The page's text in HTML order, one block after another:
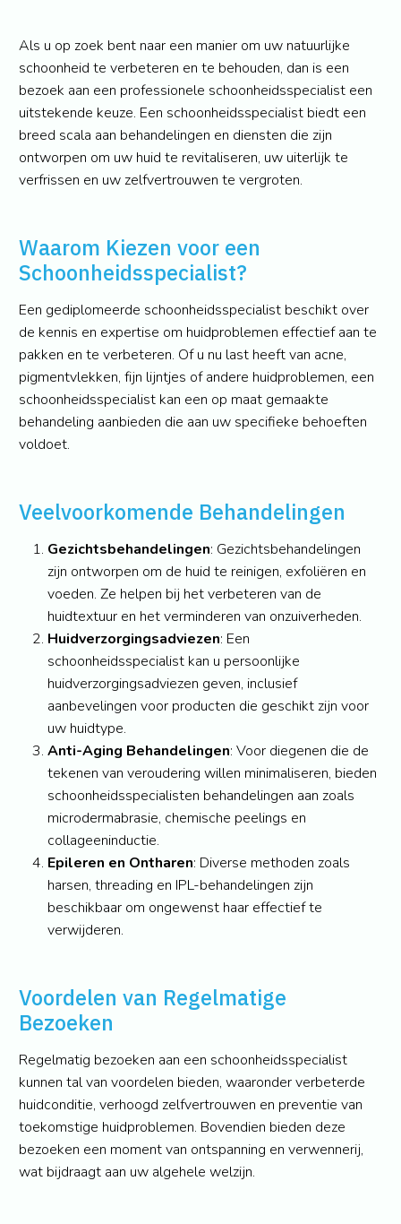
Als u op zoek bent naar een manier om uw natuurlijke
schoonheid te verbeteren en te behouden, dan is een
bezoek aan een professionele schoonheidsspecialist een
uitstekende keuze. Een schoonheidsspecialist biedt een
breed scala aan behandelingen en diensten die zijn
ontworpen om uw huid te revitaliseren, uw uiterlijk te
verfrissen en uw zelfvertrouwen te vergroten.
Waarom Kiezen voor een
Schoonheidsspecialist?
Een gediplomeerde schoonheidsspecialist beschikt over
de kennis en expertise om huidproblemen effectief aan te
pakken en te verbeteren. Of u nu last heeft van acne,
pigmentvlekken, fijn lijntjes of andere huidproblemen, een
schoonheidsspecialist kan een op maat gemaakte
behandeling aanbieden die aan uw specifieke behoeften
voldoet.
Veelvoorkomende Behandelingen
Gezichtsbehandelingen: Gezichtsbehandelingen
zijn ontworpen om de huid te reinigen, exfoliëren en
voeden. Ze helpen bij het verbeteren van de
huidtextuur en het verminderen van onzuiverheden.
Huidverzorgingsadviezen: Een
schoonheidsspecialist kan u persoonlijke
huidverzorgingsadviezen geven, inclusief
aanbevelingen voor producten die geschikt zijn voor
uw huidtype.
Anti-Aging Behandelingen: Voor diegenen die de
tekenen van veroudering willen minimaliseren, bieden
schoonheidsspecialisten behandelingen aan zoals
microdermabrasie, chemische peelings en
collageeninductie.
Epileren en Ontharen: Diverse methoden zoals
harsen, threading en IPL-behandelingen zijn
beschikbaar om ongewenst haar effectief te
verwijderen.
Voordelen van Regelmatige
Bezoeken
Regelmatig bezoeken aan een schoonheidsspecialist
kunnen tal van voordelen bieden, waaronder verbeterde
huidconditie, verhoogd zelfvertrouwen en preventie van
toekomstige huidproblemen. Bovendien bieden deze
bezoeken een moment van ontspanning en verwennerij,
wat bijdraagt aan uw algehele welzijn.